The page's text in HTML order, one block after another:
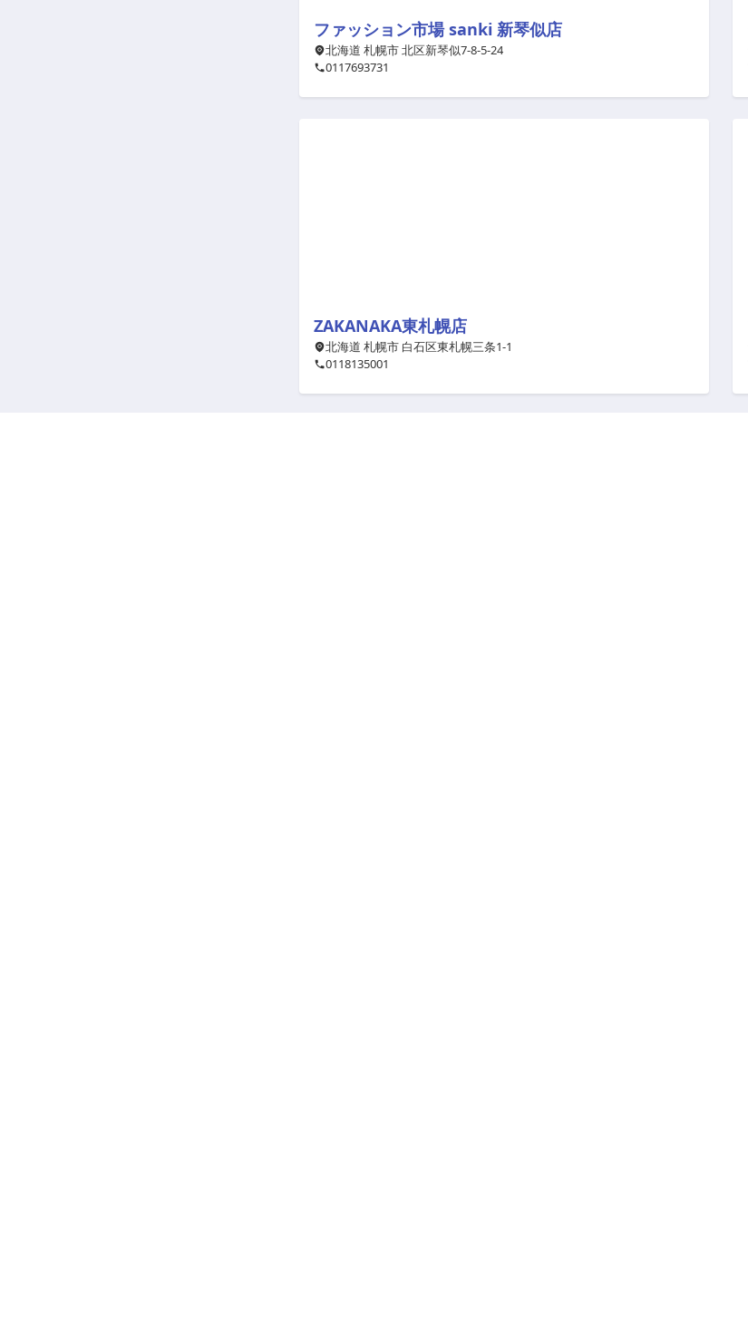
ファッション市場 sanki 新琴似店
北海道 札幌市 北区新琴似7-8-5-24
0117693731
ZAKANAKA東札幌店
北海道 札幌市 白石区東札幌三条1-1
0118135001